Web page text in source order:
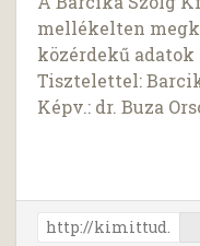
mellékelten
közérdekű adatok
Tisztelettel:
Képv.: dr. Buza